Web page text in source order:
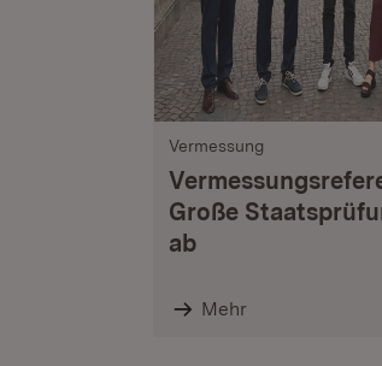
Vermessung
Große
ab
Mehr